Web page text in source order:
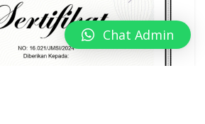
Chat Admin